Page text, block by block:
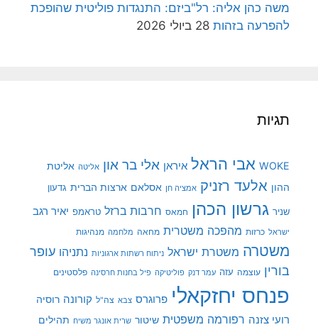
משה כהן אליה: רל"ביזם: התנגדות פוליטית שהופכת
להפרעה בזהות 28 ביולי 2026
תגיות
WOKE אבי הראל איראן אלי בר און אליטה אליטת
ההון אלעד רזניק אמציה חן אסלאם ארצות הברית גדעון
שניר גרשון הכהן חמאס חרבות ברזל טראמפ יאיר רגב
ישראל כרזות מהפכה משטרית מחאה מלחמה מנהיגות
משטרה משטרת ישראל ניתוח רשתות ארגוניות נתניהו עופר
בורין עוצמה עזה עמר דנק פוליטיקה פיל בחנות חרסינה פלסטינים
פנחס יחזקאלי פרוגרס צבא צה"ל קורונה רוסיה
רועי צזנה רפורמה משפטית שיטור שרית אונגר משיח תהילים